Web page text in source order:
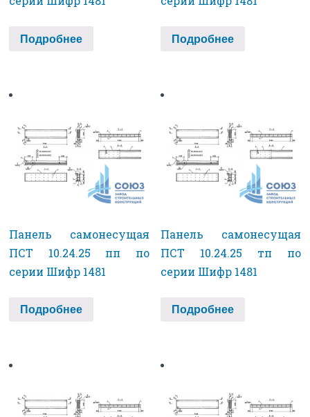
Подробнее Подробнее
Панель самонесущая
ПСТ 10.24.25 пп по
серии Шифр 1481
Подробнее
Панель самонесущая
ПСТ 10.24.25 тп по
серии Шифр 1481
Подробнее